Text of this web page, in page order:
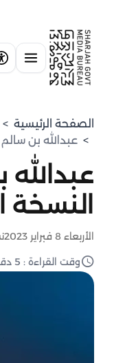
الصفحة الرئيسية >
> عبدالله بن
الأربعاء 8 فبراير 2023
وقت القراءة : 5 دقائق قراءة